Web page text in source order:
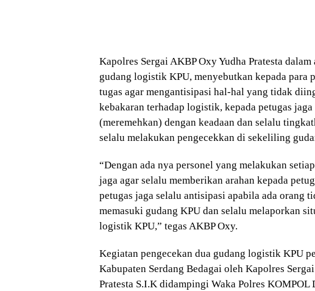
Kapolres Sergai AKBP Oxy Yudha Pratesta
gudang logistik KPU, menyebutkan kepada para
tugas agar mengantisipasi hal-hal yang tidak
kebakaran terhadap logistik, kepada petugas
(meremehkan) dengan keadaan dan selalu
selalu melakukan pengecekkan di sekeliling
“Dengan ada nya personel yang melakukan
jaga agar selalu memberikan arahan kepada
petugas jaga selalu antisipasi apabila ada orang
memasuki gudang KPU dan selalu melaporkan
logistik KPU,” tegas AKBP Oxy.
Kegiatan pengecekan dua gudang logistik KPU
Kabupaten Serdang Bedagai oleh Kapolres
Pratesta S.I.K didampingi Waka Polres KOMPOL